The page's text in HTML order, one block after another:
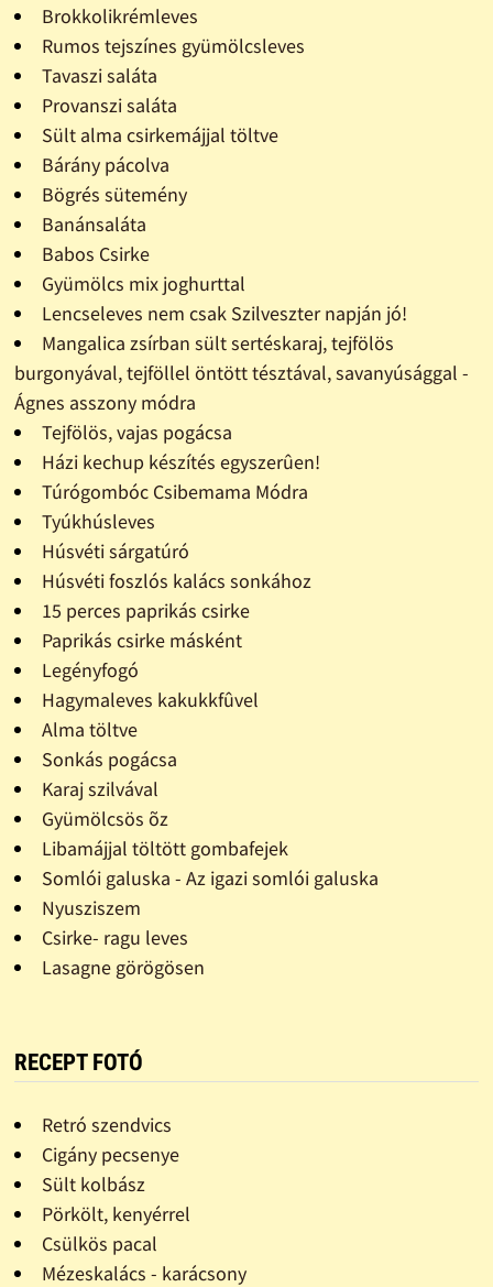
Brokkolikrémleves
Rumos tejszínes gyümölcsleves
Tavaszi saláta
Provanszi saláta
Sült alma csirkemájjal töltve
Bárány pácolva
Bögrés sütemény
Banánsaláta
Babos Csirke
Gyümölcs mix joghurttal
Lencseleves nem csak Szilveszter napján jó!
Mangalica zsírban sült sertéskaraj, tejfölös
burgonyával, tejföllel öntött tésztával, savanyúsággal -
Ágnes asszony módra
Tejfölös, vajas pogácsa
Házi kechup készítés egyszerûen!
Túrógombóc Csibemama Módra
Tyúkhúsleves
Húsvéti sárgatúró
Húsvéti foszlós kalács sonkához
15 perces paprikás csirke
Paprikás csirke másként
Legényfogó
Hagymaleves kakukkfûvel
Alma töltve
Sonkás pogácsa
Karaj szilvával
Gyümölcsös õz
Libamájjal töltött gombafejek
Somlói galuska - Az igazi somlói galuska
Nyusziszem
Csirke- ragu leves
Lasagne görögösen
RECEPT FOTÓ
Retró szendvics
Cigány pecsenye
Sült kolbász
Pörkölt, kenyérrel
Csülkös pacal
Mézeskalács - karácsony